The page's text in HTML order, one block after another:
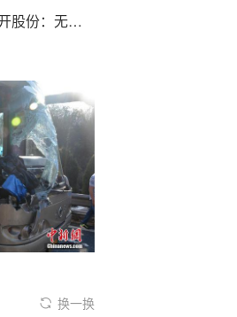
股价连,续两日异动 首开股份：无应披露而未披露重大事项
换一换